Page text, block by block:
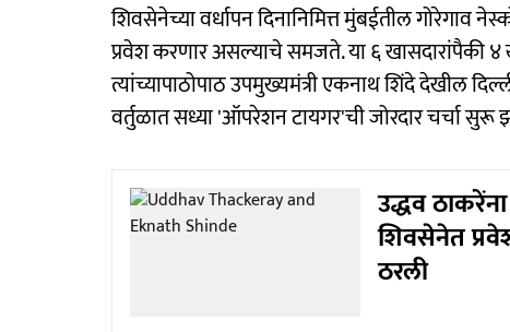
शिवसेनेच्या वर्धापन दिनानिमित्त मुंबईतील गोरेगाव
प्रवेश करणार असल्याचे समजते. या ६ खासदारांपैकी ४
त्यांच्यापाठोपाठ उपमुख्यमंत्री एकनाथ शिंदे देखील
वर्तुळात सध्या 'ऑपरेशन टायगर'ची जोरदार चर्चा
उद्धव
शिवसेनेत
ठरली